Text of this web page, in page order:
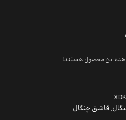
این محصول هستند!
,قاشق چنگال